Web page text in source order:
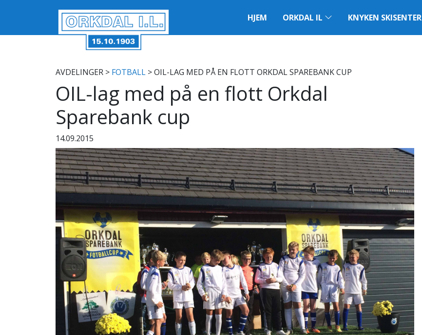
HJEM ORKDAL IL KNYKEN SKISENTER
AVDELINGER > FOTBALL > OIL-LAG MED PÅ EN FLOTT ORKDAL SPAREBANK CUP
OIL-lag med på en flott Orkdal
Sparebank cup
14.09.2015